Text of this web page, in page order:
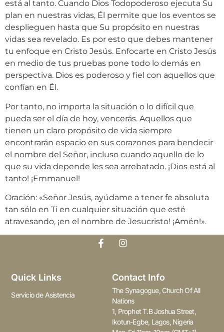
está al tanto. Cuando Dios Todopoderoso ejecuta Su
plan en nuestras vidas, Él permite que los eventos se
desplieguen hasta que Su propósito en nuestras
vidas sea revelado. Es por esto que debes mantener
tu enfoque en Cristo Jesús. Enfocarte en Cristo Jesús
en medio de tus pruebas pone todo lo demás en
perspectiva. Dios es poderoso y fiel con aquellos que
confían en Él.
Por tanto, no importa la situación o lo difícil que
pueda ser el día de hoy, vencerás. Aquellos que
tienen un claro propósito de vida siempre
encontrarán espacio en sus corazones para bendecir
el nombre del Señor, incluso cuando aquello de lo
que su vida depende les sea arrebatado. ¡Dios está al
tanto! ¡Emmanuel!
Oración: «Señor Jesús, ayúdame a tener fe absoluta
tan sólo en Ti en cualquier situación que esté
atravesando, ¡en el nombre de Jesucristo! ¡Amén!».
Quick Links
Servicio de Asistencia
Contact Info
The Synagogue, Church Of All
Nations
1, Prophet T.B Joshua Street,
Ikotun-Egbe, Lagos, Nigeria